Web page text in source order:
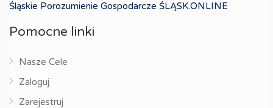
Śląskie Porozumienie Gospodarcze ŚLĄSK.ONLINE
Pomocne linki
Nasze Cele
Zaloguj
Zarejestruj